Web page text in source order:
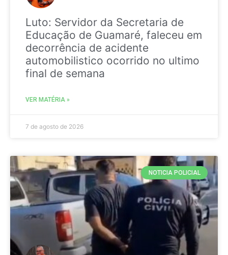
Luto: Servidor da Secretaria de
Educação de Guamaré, faleceu em
decorrência de acidente
automobilistico ocorrido no ultimo
final de semana
VER MATÉRIA »
7 de agosto de 2026
NOTICIA POLICIAL